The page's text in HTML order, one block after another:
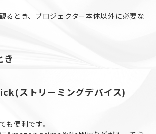
るとき、プロジェクター本体以外に必要な
き
ストリーミングデバイス)
便利です。